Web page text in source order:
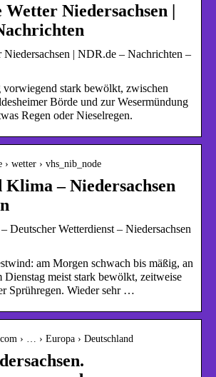
Wetter Niedersachsen |
Niedersachsen | NDR.de – Nachrichten –
vorwiegend stark bewölkt, zwischen
Börde und zur Wesermündung
Regen oder Nieselregen.
wetter › vhs_nib_node
– Niedersachsen
Deutscher Wetterdienst – Niedersachsen
am Morgen schwach bis mäßig, an
Dienstag meist stark bewölkt, zeitweise
Sprühregen. Wieder sehr …
› … › Europa › Deutschland